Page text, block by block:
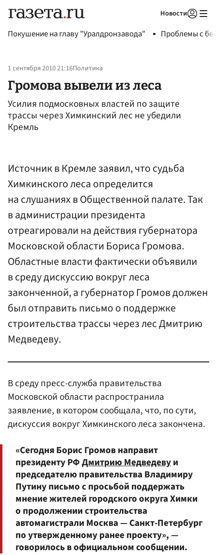
Новости
Покушение на главу "Уралдронзавода" Проблемы с
1 сентября 2010 21:16Политика
Громова вывели из леса
Усилия подмосковных властей по защите
трассы через Химкинский лес не убедили
Кремль
Источник в Кремле заявил, что судьба
Химкинского леса определится
на слушаниях в Общественной палате. Так
в администрации президента
отреагировали на действия губернатора
Московской области Бориса Громова.
Областные власти фактически объявили
в среду дискуссию вокруг леса
законченной, а губернатор Громов должен
был отправить письмо о поддержке
строительства трассы через лес Дмитрию
Медведеву.
В среду пресс-служба правительства
Московской области распространила
заявление, в котором сообщала, что, по сути,
дискуссия вокруг Химкинского леса закончена.
«Сегодня Борис Громов направит
президенту РФДмитрию Медведевуи
председателю правительства Владимиру
Путину письмо с просьбой поддержать
мнение жителей городского округа Химки
о продолжении строительства
автомагистрали Москва — Санкт-Петербург
по утвержденному ранее проекту», —
говорилось в официальном сообщении.